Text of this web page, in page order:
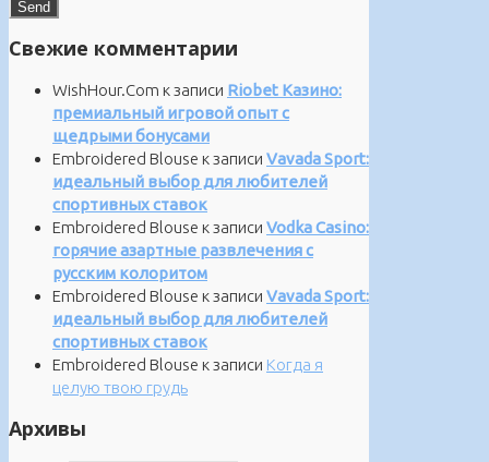
Свежие комментарии
WishHour.Com к записи Riobet Казино:
премиальный игровой опыт с
щедрыми бонусами
Embroidered Blouse к записи Vavada Sport:
идеальный выбор для любителей
спортивных ставок
Embroidered Blouse к записи Vodka Casino:
горячие азартные развлечения с
русским колоритом
Embroidered Blouse к записи Vavada Sport:
идеальный выбор для любителей
спортивных ставок
Embroidered Blouse к записи Когда я
целую твою грудь
Архивы